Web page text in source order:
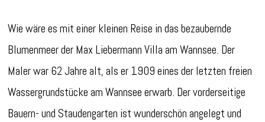
Wie wäre es mit einer kleinen Reise in das bezaubernde
Blumenmeer der Max Liebermann Villa am Wannsee. Der
Maler war 62 Jahre alt, als er 1909 eines der letzten freien
Wassergrundstücke am Wannsee erwarb. Der vorderseitige
Bauern- und Staudengarten ist wunderschön angelegt und